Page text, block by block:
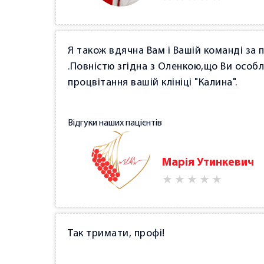
найдорогоцінніше,що у нас є,і тому
можливістю,хочу привітати Вас із
процвітання та успіхів у Вашій
Вашої команди приносили людям
Вам лише вдячних пацієнтів та
Я також вдячна Вам і Вашій команді за
.Повністю згідна з Оленкою,що Ви
процвітання вашій клініці "Калина".
Марія Утинкевич
Відгуки наших пацієнтів
Так тримати, профі!